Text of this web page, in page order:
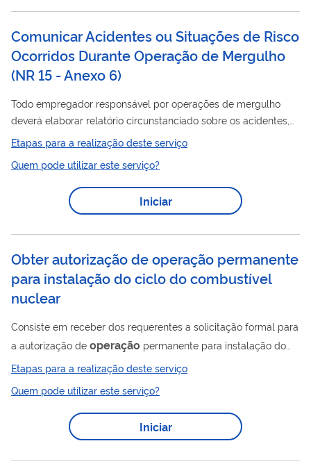
eletrônico próprio, no sítio da CNEN.
Comunicar Acidentes ou Situações de Risco
Ocorridos Durante Operação de Mergulho
(NR 15 - Anexo 6)
Todo empregador responsável por operações de mergulho
deverá elaborar relatório circunstanciado sobre os acidentes,
ou situações de risco ocorridos durante as operações que
dirigir, comunicando à unidade descentralizada da Inspeção do
Trabalho.
Etapas para a realização deste serviço
Quem pode utilizar este serviço?
Iniciar
Obter autorização de operação permanente
para instalação do ciclo do combustível
nuclear
Consiste em receber dos requerentes a solicitação formal para
a autorização de operação permanente para instalação do
ciclo do combustível nuclear, proceder as necessárias
avaliações de segurança e radioproteção, encaminhar os
resultado aos níveis hierárquicos superiores da CNEN, para, se
aprovado, publicação do ato administrativo no DOU. Este
serviço abrange autorização deoperação
permanente para
elemento combustível, reconversão,...
Etapas para a realização deste serviço
Quem pode utilizar este serviço?
Iniciar